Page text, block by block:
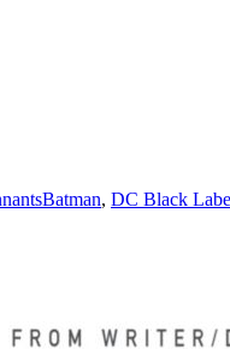
Étiquettes
Batman, DC Black